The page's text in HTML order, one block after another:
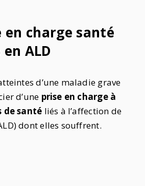
en charge santé
ALD
d’une maladie grave
d’une prise en charge à
de santé liés à l’affection de
dont elles souffrent.